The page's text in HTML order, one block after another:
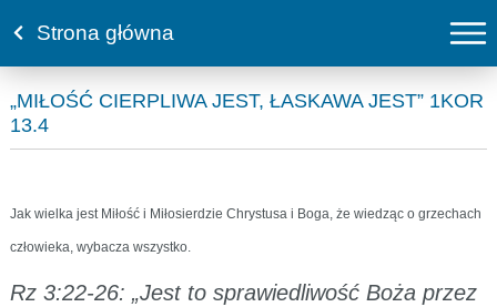
Strona główna
„MIŁOŚĆ CIERPLIWA JEST, ŁASKAWA JEST” 1KOR
13.4
Jak wielka jest Miłość i Miłosierdzie Chrystusa i Boga, że wiedząc o grzechach
człowieka, wybacza wszystko.
Rz 3:22-26: „Jest to sprawiedliwość Boża przez